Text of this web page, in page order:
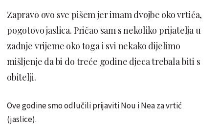
Zapravo ovo sve pišem jer imam dvojbe oko vrtića,
pogotovo jaslica. Pričao sam s nekoliko prijatelja u
zadnje vrijeme oko toga i svi nekako dijelimo
mišljenje da bi do treće godine djeca trebala biti s
obitelji.
Ove godine smo odlučili prijaviti Nou i Nea za vrtić
(jaslice).